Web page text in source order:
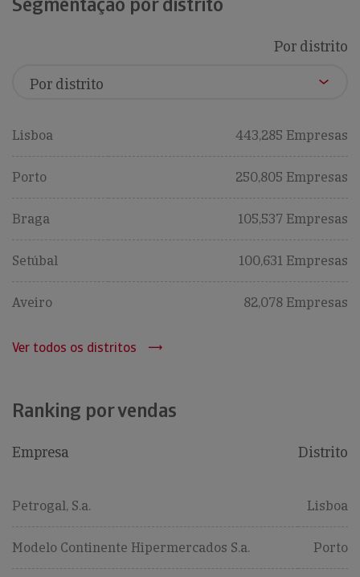
Por distrito
Lisboa 443,285 Empresas
Porto 250,805 Empresas
Braga 105,537 Empresas
Setúbal 100,631 Empresas
Aveiro 82,078 Empresas
Ver todos os distritos
Ranking por vendas
Empresa Distrito
Petrogal, S.a. Lisboa
Modelo Continente Hipermercados S.a. Porto